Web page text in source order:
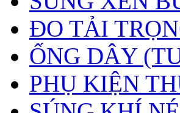
ĐO TẢI
ỐNG DÂY
PHỤ KIỆN